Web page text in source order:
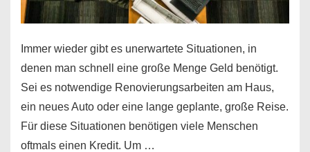
Immer wieder gibt es unerwartete Situationen, in
denen man schnell eine große Menge Geld benötigt.
Sei es notwendige Renovierungsarbeiten am Haus,
ein neues Auto oder eine lange geplante, große Reise.
Für diese Situationen benötigen viele Menschen
oftmals einen Kredit. Um …